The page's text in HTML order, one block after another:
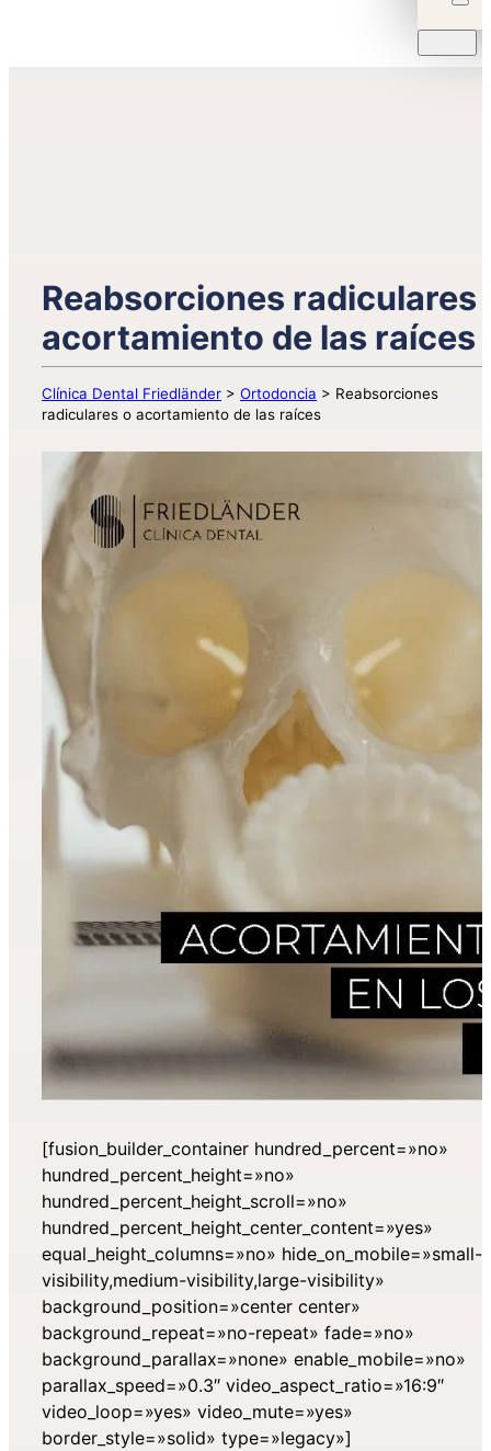
Reabsorciones radiculares
acortamiento de las raíces
Clínica Dental Friedländer > Ortodoncia > Reabsorciones
radiculares o acortamiento de las raíces
[fusion_builder_container hundred_percent=»no»
hundred_percent_height=»no»
hundred_percent_height_scroll=»no»
hundred_percent_height_center_content=»yes»
equal_height_columns=»no» hide_on_mobile=»small-
visibility,medium-visibility,large-visibility»
background_position=»center center»
background_repeat=»no-repeat» fade=»no»
background_parallax=»none» enable_mobile=»no»
parallax_speed=»0.3″ video_aspect_ratio=»16:9″
video_loop=»yes» video_mute=»yes»
border_style=»solid» type=»legacy»]